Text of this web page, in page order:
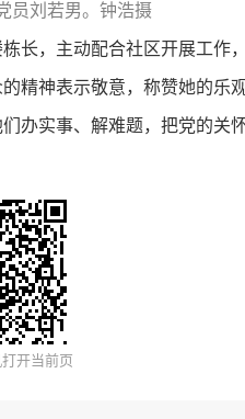
员刘若男。钟浩摄
，主动配合社区开展工作
精神表示敬意，称赞她的乐
办实事、解难题，把党的关
开当前页